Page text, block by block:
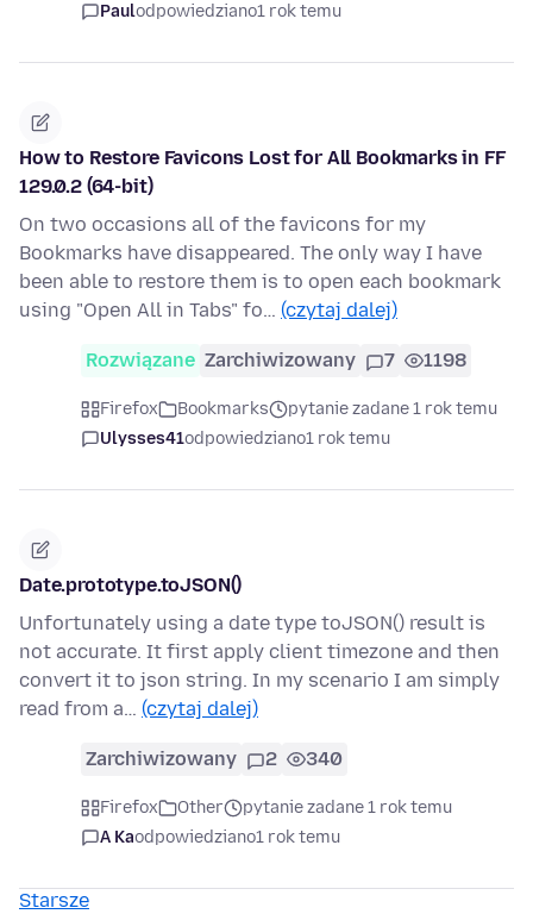
Paulodpowiedziano1 rok temu
How to Restore Favicons Lost for All Bookmarks in FF
129.0.2 (64-bit)
On two occasions all of the favicons for my
Bookmarks have disappeared. The only way I have
been able to restore them is to open each bookmark
using "Open All in Tabs" fo… (czytaj dalej)
Rozwiązane Zarchiwizowany 7 1198
Firefox Bookmarks
pytanie zadane 1 rok temu
Ulysses41odpowiedziano1 rok temu
Date.prototype.toJSON()
Unfortunately using a date type toJSON() result is
not accurate. It first apply client timezone and then
convert it to json string. In my scenario I am simply
read from a… (czytaj dalej)
Zarchiwizowany 2 340
Firefox Other
pytanie zadane 1 rok temu
A Kaodpowiedziano1 rok temu
Starsze